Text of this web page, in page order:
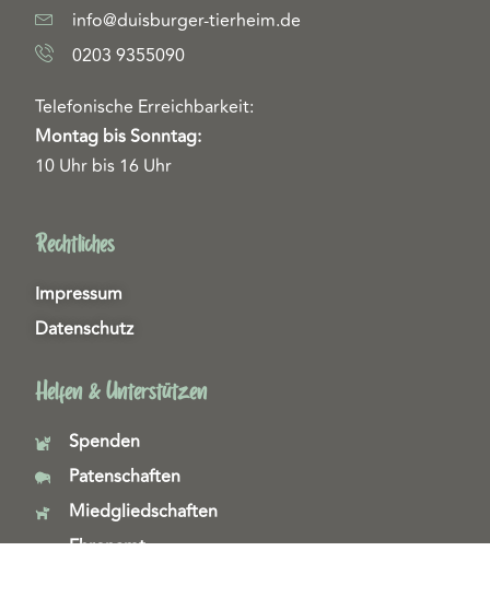
info@duisburger-tierheim.de
0203 9355090
Telefonische Erreichbarkeit:
Montag bis Sonntag:
10 Uhr bis 16 Uhr
Rechtliches
Impressum
Datenschutz
Helfen & Unterstützen
Spenden
Patenschaften
Miedgliedschaften
Ehrenamt